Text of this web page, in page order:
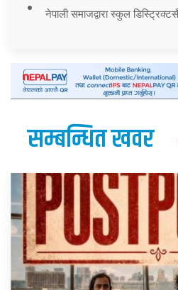
नेपाली समाजद्वारा स्कुल
सम्बन्धित खवर